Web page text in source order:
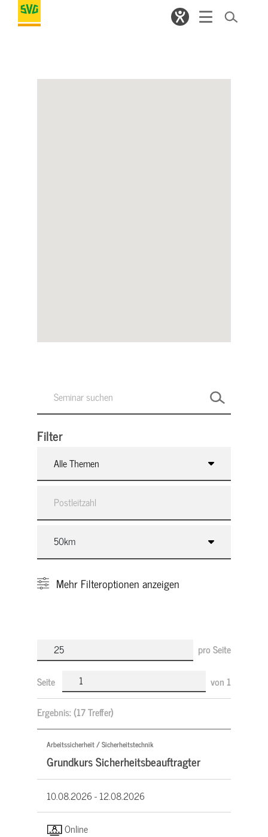
Filter
Alle Themen
Mehr Filteroptionen anzeigen
pro Seite
Seite von 1
Ergebnis:(17 Treffer)
Arbeitssicherheit / Sicherheitstechnik
Grundkurs Sicherheitsbeauftragter
10.08.2026 -12.08.2026
Online